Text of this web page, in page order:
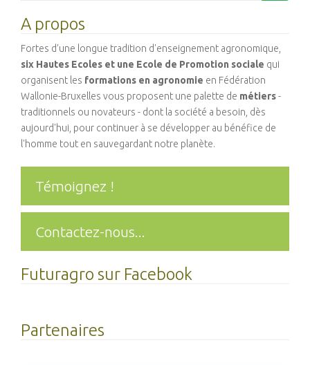
A propos
Fortes d'une longue tradition d'enseignement agronomique,
six Hautes Ecoles et une Ecole de Promotion sociale qui
organisent les formations en agronomie en Fédération
Wallonie-Bruxelles vous proposent une palette de métiers-
traditionnels ou novateurs - dont la société a besoin, dès
aujourd'hui, pour continuer à se développer au bénéfice de
l'homme tout en sauvegardant notre planète.
Témoignez !
Contactez-nous...
Futuragro sur Facebook
Partenaires